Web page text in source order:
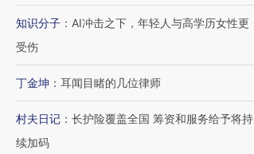
知识分子 ： AI冲击之下，年轻人与高学历女性更
受伤
丁金坤 ： 耳闻目睹的几位律师
村夫日记 ： 长护险覆盖全国 筹资和服务给予将持
续加码